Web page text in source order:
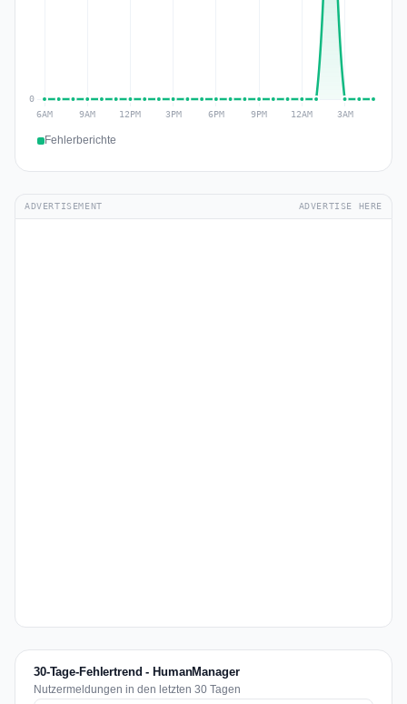
Fehlerberichte
ADVERTISEMENT ADVERTISE HERE
30-Tage-Fehlertrend - HumanManager
Nutzermeldungen in den letzten 30 Tagen